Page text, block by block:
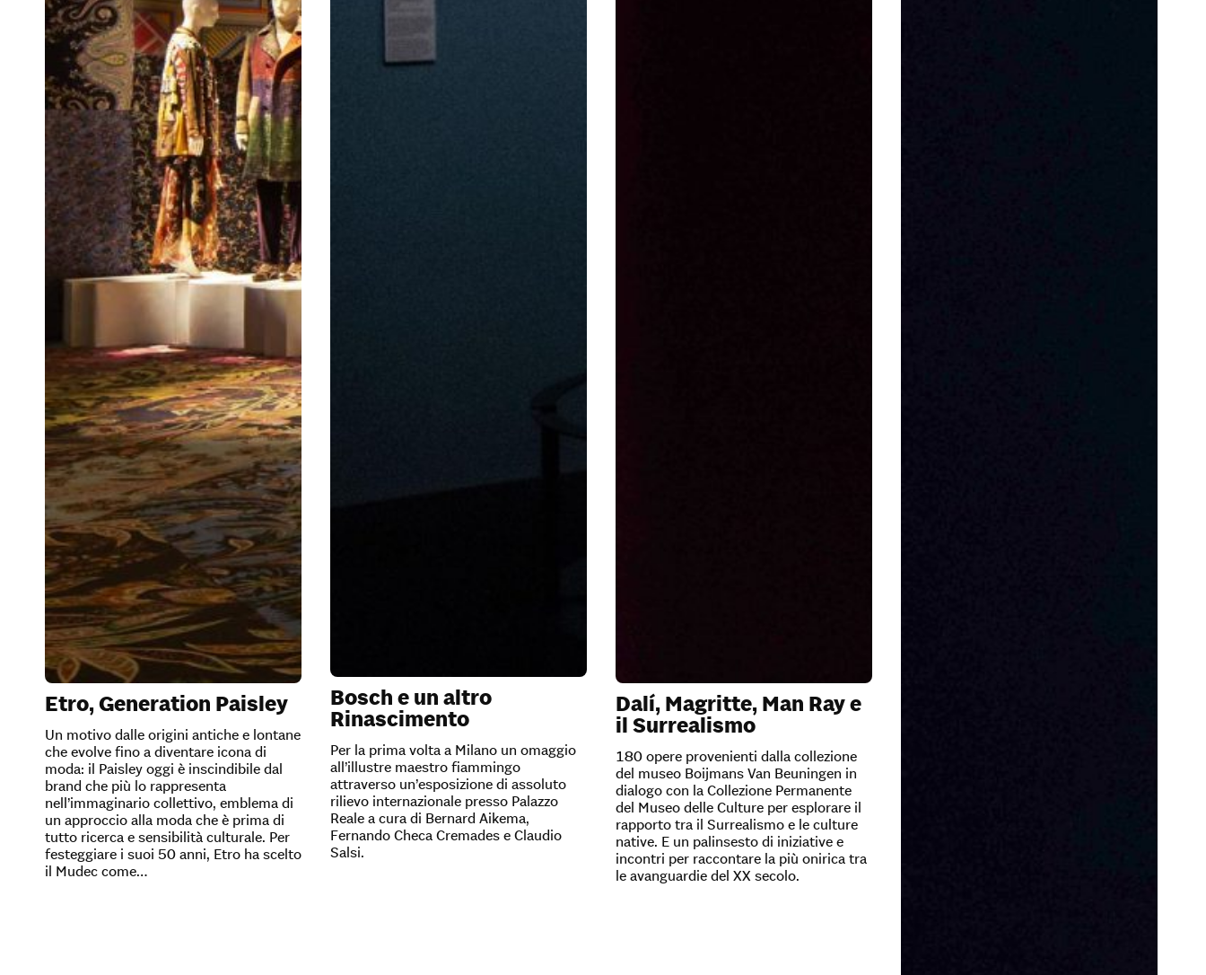
Etro, Generation Paisley
Un motivo dalle origini antiche e lontane
che evolve fino a diventare icona di
moda: il Paisley oggi è inscindibile dal
brand che più lo rappresenta
nell’immaginario collettivo, emblema di
un approccio alla moda che è prima di
tutto ricerca e sensibilità culturale. Per
festeggiare i suoi 50 anni, Etro ha scelto
il Mudec come…
Bosch e un altro
Rinascimento
Per la prima volta a Milano un omaggio
all’illustre maestro fiammingo
attraverso un’esposizione di assoluto
rilievo internazionale presso Palazzo
Reale a cura di Bernard Aikema,
Fernando Checa Cremades e Claudio
Salsi.
Dalí, Magritte, Man Ray e
il Surrealismo
180 opere provenienti dalla collezione
del museo Boijmans Van Beuningen in
dialogo con la Collezione Permanente
del Museo delle Culture per esplorare il
rapporto tra il Surrealismo e le culture
native. E un palinsesto di iniziative e
incontri per raccontare la più onirica tra
le avanguardie del XX secolo.